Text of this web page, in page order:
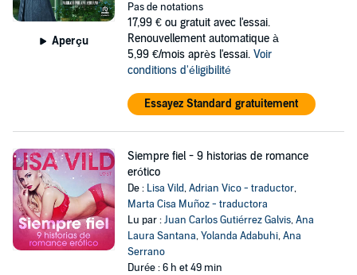
Aperçu
Pas de notations
17,99 € ou gratuit avec l'essai.
Renouvellement automatique à
5,99 €/mois après l'essai. Voir
conditions d'éligibilité
Essayez Standard gratuitement
Siempre fiel - 9 historias de romance
erótico
De : Lisa Vild,Adrian Vico - traductor,
Marta Cisa Muñoz - traductora
Lu par :Juan Carlos Gutiérrez Galvis,Ana
Laura Santana,Yolanda Adabuhi,Ana
Serrano
Durée : 6 h et 49 min